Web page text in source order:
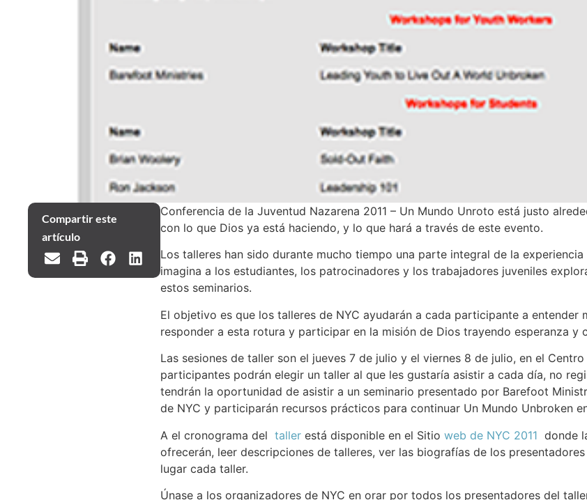
Compartir este
artículo
Conferencia de la Juventud Nazarena 2011 – Un Mundo Unroto está justo
con lo que Dios ya está haciendo, y lo que hará a través de este evento.
Los talleres han sido durante mucho tiempo una parte integral de la
imagina a los estudiantes, los patrocinadores y los trabajadores juveniles
estos seminarios.
El objetivo es que los talleres de NYC ayudarán a cada participante a
responder a esta rotura y participar en la misión de Dios trayendo esperanza y
Las sesiones de taller son el jueves 7 de julio y el viernes 8 de julio, en el
participantes podrán elegir un taller al que les gustaría asistir a cada día, no
tendrán la oportunidad de asistir a un seminario presentado por Barefoot
de NYC y participarán recursos prácticos para continuar Un Mundo Unbroken
A el cronograma del tallerestá disponible en el Sitio web de NYC 2011 donde
ofrecerán, leer descripciones de talleres, ver las biografías de los
lugar cada taller.
Únase a los organizadores de NYC en orar por todos los presentadores del